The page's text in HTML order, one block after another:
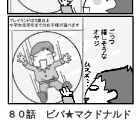
８０話 ビバ★マクドナルド